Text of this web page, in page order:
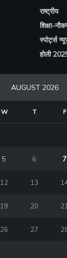
राष्ट्रीय
शिक्षा-
स्पोर्ट्स
होली
AUGUST 2026
W T F
5 6 7
12 13
19 20
26 27